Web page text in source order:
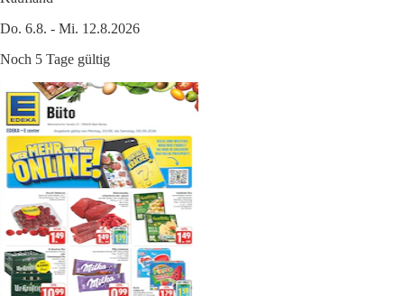
Do. 6.8. - Mi. 12.8.2026
Noch 5 Tage gültig